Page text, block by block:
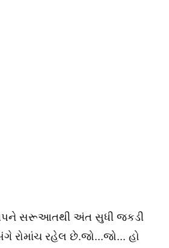
સરૂઆતથી અંત સુધી જકડી
રોમાંચ રહેલ છે.જો...જો... હો